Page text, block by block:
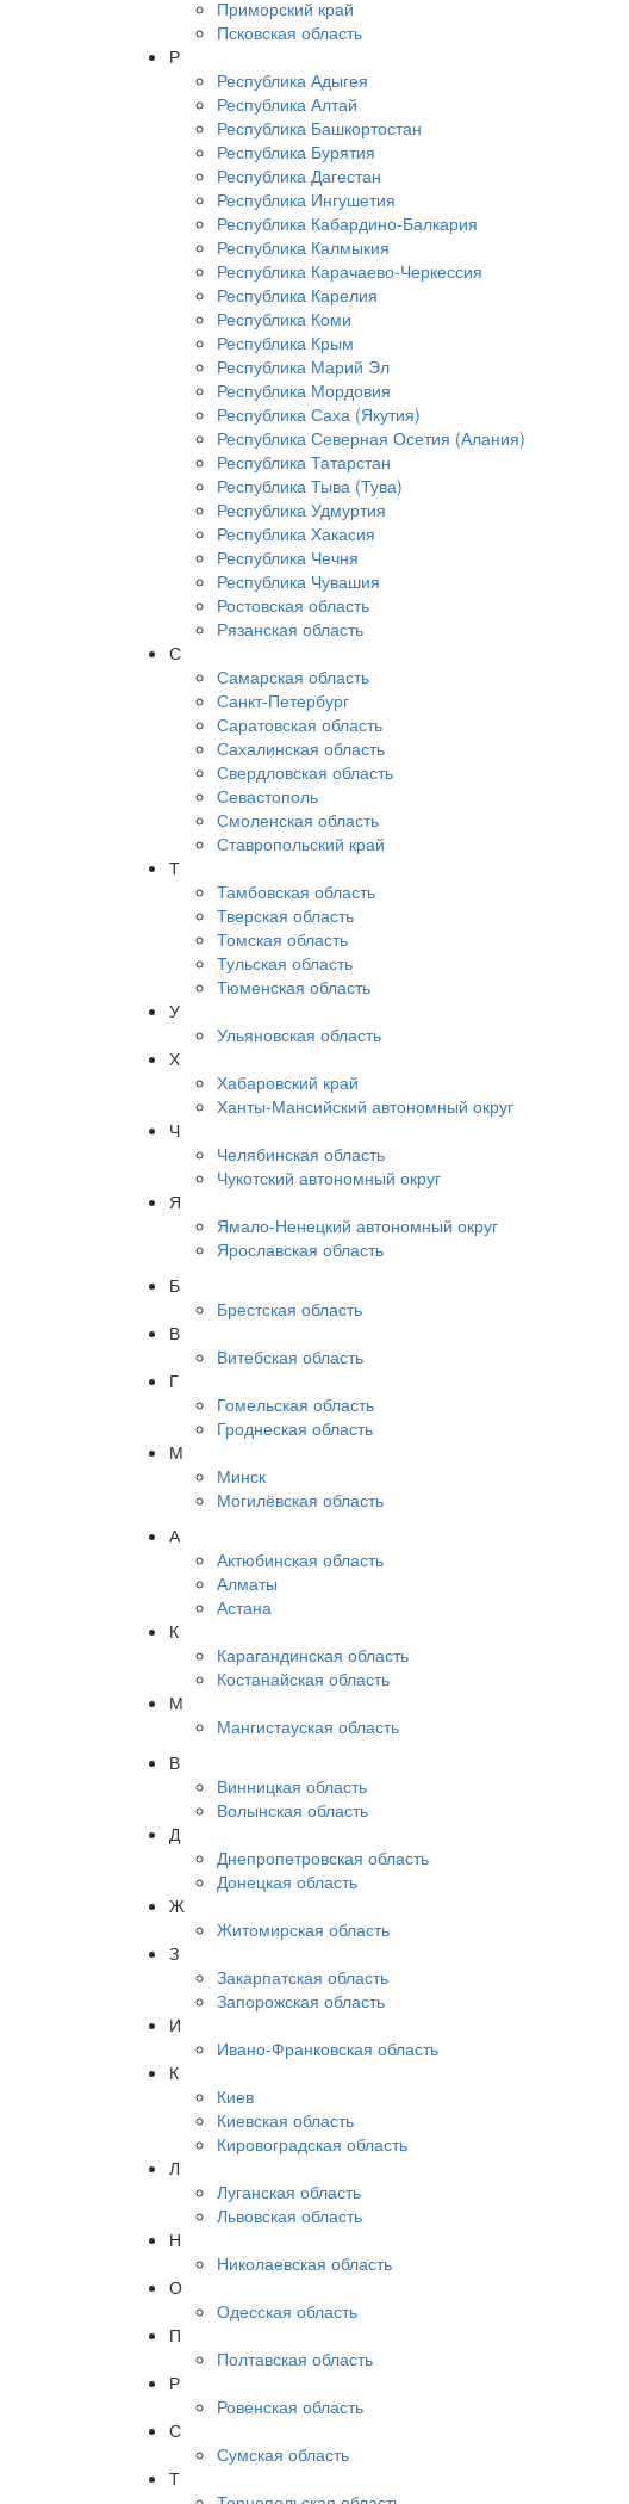
Приморский край
Псковская область
Р
Республика Адыгея
Республика Алтай
Республика Башкортостан
Республика Бурятия
Республика Дагестан
Республика Ингушетия
Республика Кабардино-Балкария
Республика Калмыкия
Республика Карачаево-Черкессия
Республика Карелия
Республика Коми
Республика Крым
Республика Марий Эл
Республика Мордовия
Республика Саха (Якутия)
Республика Северная Осетия (Алания)
Республика Татарстан
Республика Тыва (Тува)
Республика Удмуртия
Республика Хакасия
Республика Чечня
Республика Чувашия
Ростовская область
Рязанская область
С
Самарская область
Санкт-Петербург
Саратовская область
Сахалинская область
Свердловская область
Севастополь
Смоленская область
Ставропольский край
Т
Тамбовская область
Тверская область
Томская область
Тульская область
Тюменская область
У
Ульяновская область
Х
Хабаровский край
Ханты-Мансийский автономный округ
Ч
Челябинская область
Чукотский автономный округ
Я
Ямало-Ненецкий автономный округ
Ярославская область
Б
Брестская область
В
Витебская область
Г
Гомельская область
Гроднеская область
М
Минск
Могилёвская область
А
Актюбинская область
Алматы
Астана
К
Карагандинская область
Костанайская область
М
Мангистауская область
В
Винницкая область
Волынская область
Д
Днепропетровская область
Донецкая область
Ж
Житомирская область
З
Закарпатская область
Запорожская область
И
Ивано-Франковская область
К
Киев
Киевская область
Кировоградская область
Л
Луганская область
Львовская область
Н
Николаевская область
О
Одесская область
П
Полтавская область
Р
Ровенская область
С
Сумская область
Т